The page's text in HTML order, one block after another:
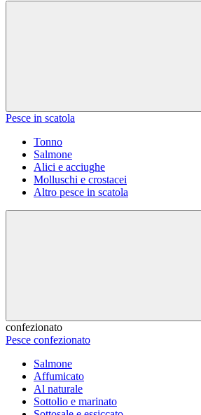
Pesce in scatola
Tonno
Salmone
Alici e acciughe
Molluschi e crostacei
Altro pesce in scatola
confezionato
Pesce confezionato
Salmone
Affumicato
Al naturale
Sottolio e marinato